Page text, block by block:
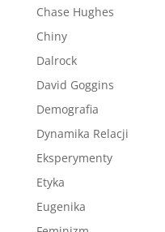
Chase Hughes
Chiny
Dalrock
David Goggins
Demografia
Dynamika Relacji
Eksperymenty
Etyka
Eugenika